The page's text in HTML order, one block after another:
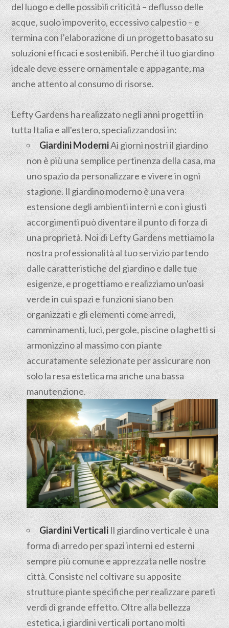
del luogo e delle possibili criticità – deflusso delle
acque, suolo impoverito, eccessivo calpestio – e
termina con l’elaborazione di un progetto basato su
soluzioni efficaci e sostenibili. Perché il tuo giardino
ideale deve essere ornamentale e appagante, ma
anche attento al consumo di risorse.
Lefty Gardens ha realizzato negli anni progetti in
tutta Italia e all'estero, specializzandosi in:
Giardini ModerniAi giorni nostri il giardino
non è più una semplice pertinenza della casa, ma
uno spazio da personalizzare e vivere in ogni
stagione. Il giardino moderno è una vera
estensione degli ambienti interni e con i giusti
accorgimenti può diventare il punto di forza di
una proprietà. Noi di Lefty Gardens mettiamo la
nostra professionalità al tuo servizio partendo
dalle caratteristiche del giardino e dalle tue
esigenze, e progettiamo e realizziamo un'oasi
verde in cui spazi e funzioni siano ben
organizzati e gli elementi come arredi,
camminamenti, luci, pergole, piscine o laghetti si
armonizzino al massimo con piante
accuratamente selezionate per assicurare non
solo la resa estetica ma anche una bassa
manutenzione.
Giardini VerticaliIl giardino verticale è una
forma di arredo per spazi interni ed esterni
sempre più comune e apprezzata nelle nostre
città. Consiste nel coltivare su apposite
strutture piante specifiche per realizzare pareti
verdi di grande effetto. Oltre alla bellezza
estetica, i giardini verticali portano molti